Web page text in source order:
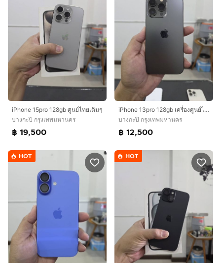
iPhone 15pro 128gb ศูนย์ไทยเดิมๆ
บางกะปิ กรุงเทพมหานคร
฿ 19,500
iPhone 13pro 128gb เครื่องศูนย์ไทย
บางกะปิ กรุงเทพมหานคร
฿ 12,500
HOT HOT